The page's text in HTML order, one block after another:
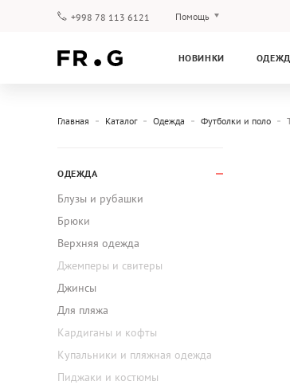
+998 78 113 6121 Помощь
Гарантия
НОВИНКИ
Главная Каталог Одежда Футболки и поло
ОДЕЖДА
Блузы и рубашки
Брюки
Верхняя одежда
Джемперы и свитеры
Джинсы
Для пляжа
Кардиганы и кофты
Купальники и пляжная одежда
Пиджаки и костюмы